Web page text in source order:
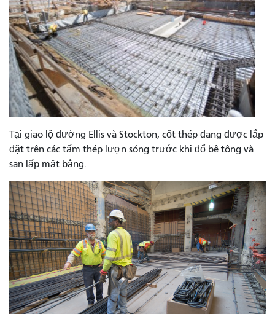
Tại giao lộ đường Ellis và Stockton, cốt thép đang được lắp
đặt trên các tấm thép lượn sóng trước khi đổ bê tông và
san lấp mặt bằng.